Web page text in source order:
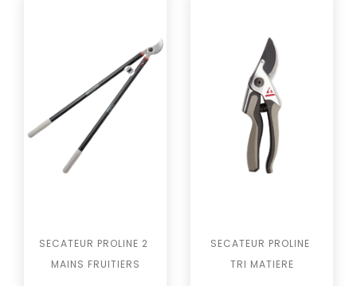
SECATEUR PROLINE 2
MAINS FRUITIERS
SECATEUR PROLINE
TRI MATIERE